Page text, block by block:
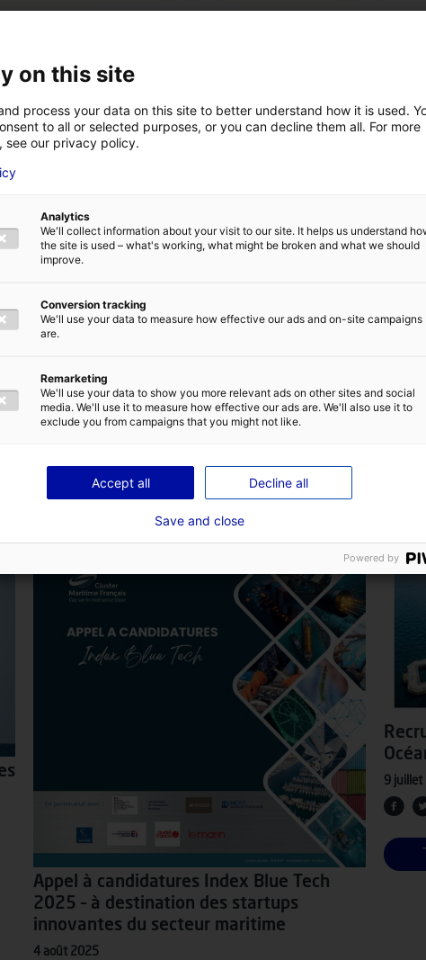
activement à la transition énergétique française via le développement de parcs
Aujourd’hui, elle représente le premier pôle industriel français de la
compétences techniques, de moyens d’essais et d’infrastructures portuaires
des énergies marines renouvelables en France.
des énergies marines renouvelables, visionner la vidéo de cet article.
Retour à l'actualité
Appel à candidatures Index Blue Tech
2025 – à destination des startups
innovantes du secteur maritime
4 août 2025
9 juillet
on this site
process your data on this site to better understand how it is used.
to all or selected purposes, or you can decline them all. For more
see our privacy policy.
Analytics
We'll collect information about your visit to our site. It helps us understand
the site is used – what's working, what might be broken and what we should
improve.
Conversion tracking
We'll use your data to measure how effective our ads and on-site campaigns
are.
Remarketing
We'll use your data to show you more relevant ads on other sites and social
media. We'll use it to measure how effective our ads are. We'll also use it to
exclude you from campaigns that you might not like.
Accept all Decline all
Save and close
Powered by